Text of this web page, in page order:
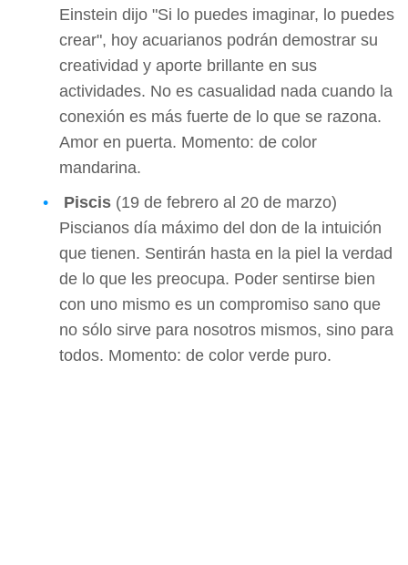
Einstein dijo "Si lo puedes imaginar, lo puedes
crear", hoy acuarianos podrán demostrar su
creatividad y aporte brillante en sus
actividades. No es casualidad nada cuando la
conexión es más fuerte de lo que se razona.
Amor en puerta. Momento: de color
mandarina.
Piscis (19 de febrero al 20 de marzo)
Piscianos día máximo del don de la intuición
que tienen. Sentirán hasta en la piel la verdad
de lo que les preocupa. Poder sentirse bien
con uno mismo es un compromiso sano que
no sólo sirve para nosotros mismos, sino para
todos. Momento: de color verde puro.